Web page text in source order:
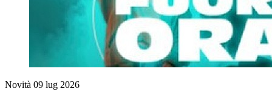
Novità 09 lug 2026